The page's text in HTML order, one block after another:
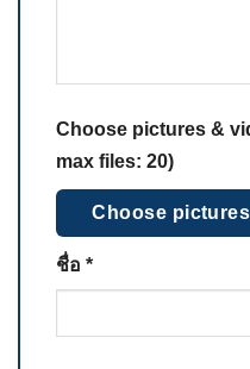
Choose pictures &
max files: 20)
Choose
ชื่อ *